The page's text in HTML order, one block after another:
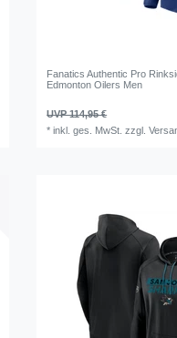
Fanatics Authentic Pro
Edmonton Oilers Men
UVP 114,95 €
*inkl. ges. MwSt. zzgl.